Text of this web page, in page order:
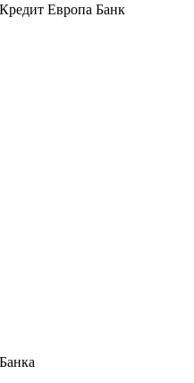
Кредит Европа Банк